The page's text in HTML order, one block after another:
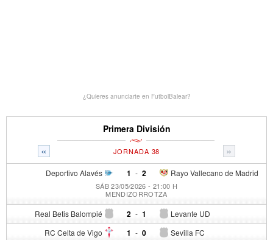
¿Quieres anunciarte en FutbolBalear?
Primera División
« »
JORNADA 38
Deportivo Alavés 1 - Rayo Vallecano de Madrid
2
SÁB 23/05/2026 - 21:00 H
MENDIZORROTZA
Real Betis Balompié 2 - Levante UD
1
RC Celta de Vigo 1 - Sevilla FC
0